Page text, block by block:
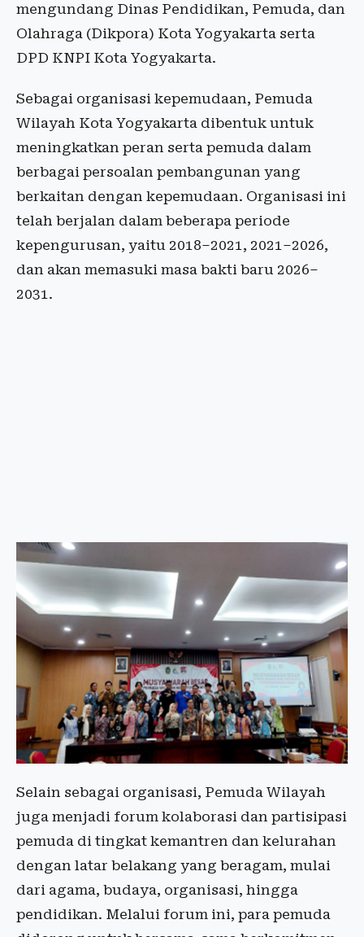
mengundang Dinas Pendidikan, Pemuda, dan
Olahraga (Dikpora) Kota Yogyakarta serta
DPD KNPI Kota Yogyakarta.
Sebagai organisasi kepemudaan, Pemuda
Wilayah Kota Yogyakarta dibentuk untuk
meningkatkan peran serta pemuda dalam
berbagai persoalan pembangunan yang
berkaitan dengan kepemudaan. Organisasi ini
telah berjalan dalam beberapa periode
kepengurusan, yaitu 2018–2021, 2021–2026,
dan akan memasuki masa bakti baru 2026–
2031.
Selain sebagai organisasi, Pemuda Wilayah
juga menjadi forum kolaborasi dan partisipasi
pemuda di tingkat kemantren dan kelurahan
dengan latar belakang yang beragam, mulai
dari agama, budaya, organisasi, hingga
pendidikan. Melalui forum ini, para pemuda